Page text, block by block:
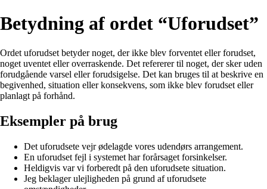
Betydning af ordet “Uforudset”
Ordet uforudset betyder noget, der ikke blev forventet eller forudset,
noget uventet eller overraskende. Det refererer til noget, der sker uden
forudgående varsel eller forudsigelse. Det kan bruges til at beskrive en
begivenhed, situation eller konsekvens, som ikke blev forudset eller
planlagt på forhånd.
Eksempler på brug
Det uforudsete vejr ødelagde vores udendørs arrangement.
En uforudset fejl i systemet har forårsaget forsinkelser.
Heldigvis var vi forberedt på den uforudsete situation.
Jeg beklager ulejligheden på grund af uforudsete